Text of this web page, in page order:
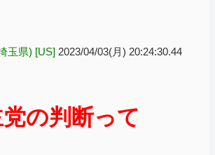
玉県) [US] 2023/04/03(月) 20:24:30.44
の判断って